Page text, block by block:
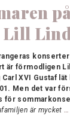
Lill
är förmodligen
XVI Gustaf lät
Men det var
för
är mycket …